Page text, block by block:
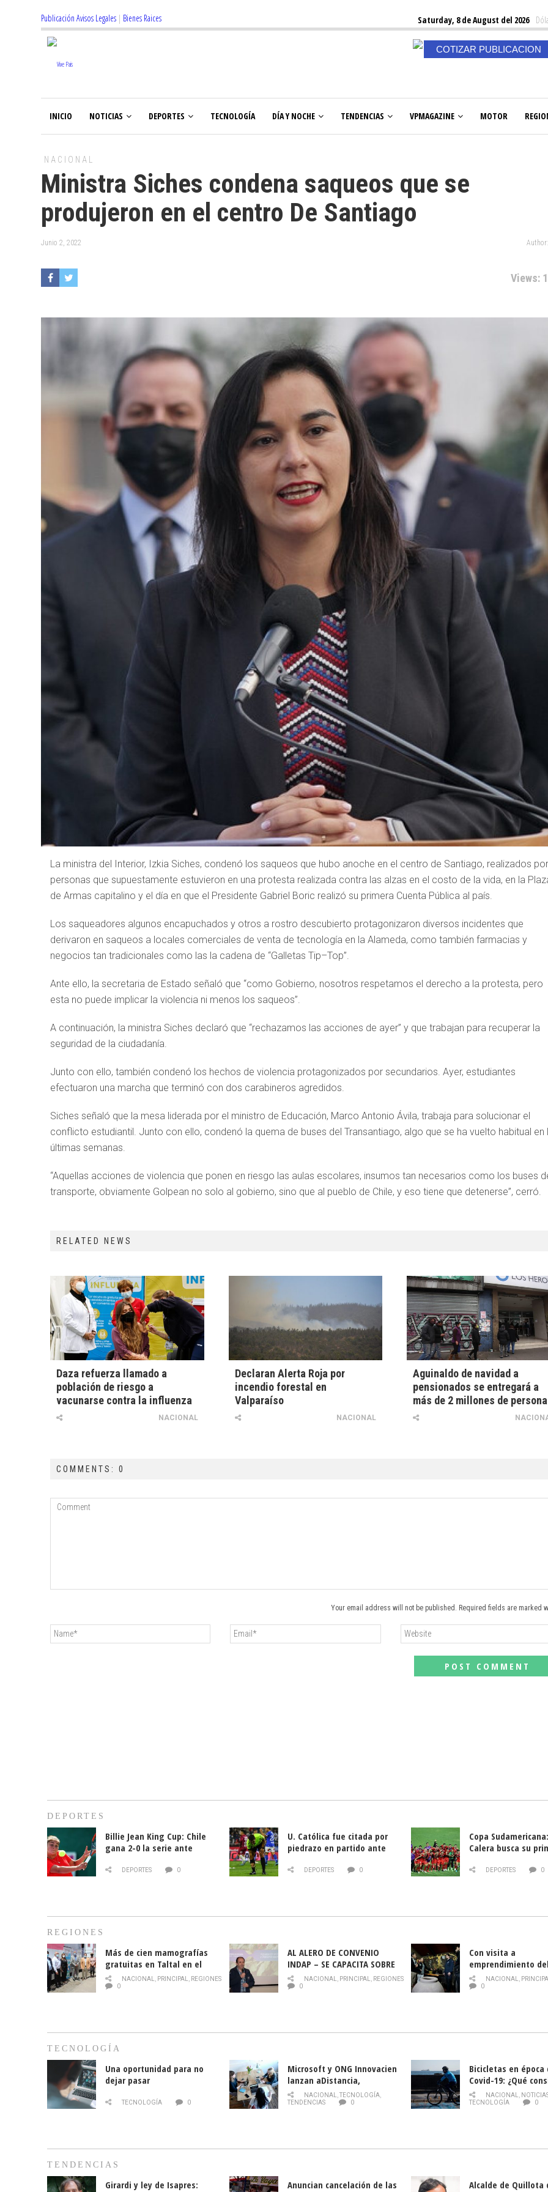
Publicación Avisos Legales | Bienes Raices Saturday, 8 de August del 2026
COTIZAR PUBLICACION
INICIO NOTICIAS DEPORTES TECNOLOGÍA DÍA Y NOCHE TENDENCIAS VPMAGAZINE MOTOR
NACIONAL
Ministra Siches condena saqueos que se
produjeron en el centro De Santiago
Junio 2, 2022
Views:
La ministra del Interior, Izkia Siches, condenó los saqueos que hubo anoche en el centro de Santiago, realizados por
personas que supuestamente estuvieron en una protesta realizada contra las alzas en el costo de la vida, en la
de Armas capitalino y el día en que el Presidente Gabriel Boric realizó su primera Cuenta Pública al país.
Los saqueadores algunos encapuchados y otros a rostro descubierto protagonizaron diversos incidentes que
derivaron en saqueos a locales comerciales de venta de tecnología en la Alameda, como también farmacias y
negocios tan tradicionales como las la cadena de “Galletas Tip–Top”.
Ante ello, la secretaria de Estado señaló que “como Gobierno, nosotros respetamos el derecho a la protesta, pero
esta no puede implicar la violencia ni menos los saqueos”.
A continuación, la ministra Siches declaró que “rechazamos las acciones de ayer” y que trabajan para recuperar la
seguridad de la ciudadanía.
Junto con ello, también condenó los hechos de violencia protagonizados por secundarios. Ayer, estudiantes
efectuaron una marcha que terminó con dos carabineros agredidos.
Siches señaló que la mesa liderada por el ministro de Educación, Marco Antonio Ávila, trabaja para solucionar el
conflicto estudiantil. Junto con ello, condenó la quema de buses del Transantiago, algo que se ha vuelto habitual en
últimas semanas.
“Aquellas acciones de violencia que ponen en riesgo las aulas escolares, insumos tan necesarios como los buses
transporte, obviamente Golpean no solo al gobierno, sino que al pueblo de Chile, y eso tiene que detenerse”, cerró.
RELATED NEWS
Daza refuerza llamado a
población de riesgo a
vacunarse contra la influenza
NACIONAL
Declaran Alerta Roja por
incendio forestal en
Valparaíso
NACIONAL
Aguinaldo de navidad a
pensionados se entregará a
más de 2 millones de
COMMENTS: 0
Your email address will not be published. Required fields are marked
DEPORTES
Billie Jean King Cup: Chile
gana 2-0 la serie ante
DEPORTES 0
U. Católica fue citada por
piedrazo en partido ante
DEPORTES 0
Copa
Calera busca su
DEPORTES 0
REGIONES
Más de cien mamografías
gratuitas en Taltal en el
mes de la prevención del
cáncer de mama
NACIONAL, PRINCIPAL, REGIONES
0
AL ALERO DE CONVENIO
INDAP – SE CAPACITA SOBRE
PLAGA DROSOPHILA SUZUKII
NACIONAL, PRINCIPAL, REGIONES
0
Con visita a
emprendimiento
y llamado al
historia campesina
NACIONAL,
0
TECNOLOGÍA
Una oportunidad para no
dejar pasar
TECNOLOGÍA 0
Microsoft y ONG Innovacien
lanzan aDistancia,
plataforma con cursos
gratuitos online sobre
NACIONAL,TECNOLOGÍA,
TENDENCIAS
0
Bicicletas en época
Covid-19: ¿Qué
momento de
NACIONAL,
TECNOLOGÍA
0
TENDENCIAS
Girardi y ley de Isapres:
Anuncian cancelación de las
Alcalde de Quillota